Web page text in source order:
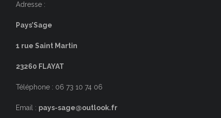
Adresse :
Pays’Sage
1 rue Saint Martin
23260 FLAYAT
Téléphone : 06 73 10 74 06
Email : pays-sage@outlook.fr